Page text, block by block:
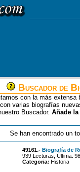
Buscador de
con la más extensa
varias biografías
Buscador. Añade
Se han encontrado un
49161.- Biografía de
939 Lecturas, Última:
Categoria: Historia